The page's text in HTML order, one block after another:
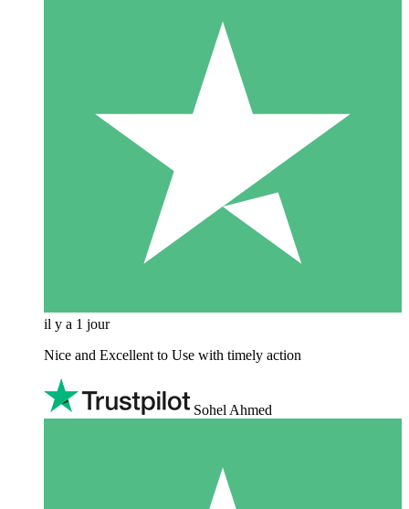
il y a 1 jour
Nice and Excellent to Use with timely action
Sohel Ahmed